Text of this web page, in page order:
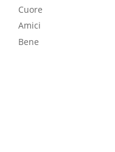
Cuore
Amici
Bene